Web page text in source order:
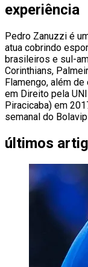
experiência
Pedro Zanuzzi é
atua cobrindo
brasileiros e sul-
Corinthians,
Flamengo, além
em Direito pela
Piracicaba) em
semanal do
últimos